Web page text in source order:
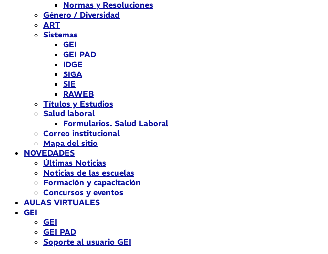
Normas y Resoluciones
Género / Diversidad
ART
Sistemas
GEI
GEI PAD
IDGE
SIGA
SIE
RAWEB
Títulos y Estudios
Salud laboral
Formularios. Salud Laboral
Correo institucional
Mapa del sitio
NOVEDADES
Últimas Noticias
Noticias de las escuelas
Formación y capacitación
Concursos y eventos
AULAS VIRTUALES
GEI
GEI
GEI PAD
Soporte al usuario GEI